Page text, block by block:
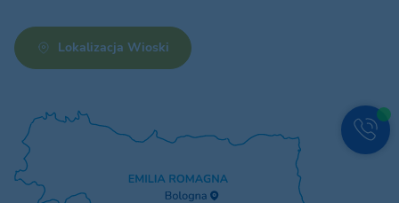
Lokalizacja Wioski